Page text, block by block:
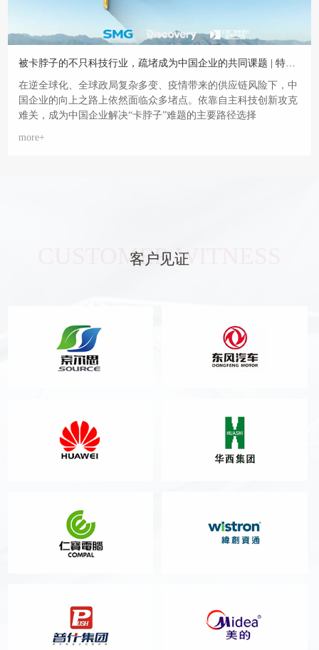
被卡脖子的不只科技行业，疏堵成为中国企业的共同课题 | 特别策划
在逆全球化、全球政局复杂多变、疫情带来的供应链风险下，中
国企业的向上之路上依然面临众多堵点。依靠自主科技创新攻克
难关，成为中国企业解决“卡脖子”难题的主要路径选择
more+
CUSTOMER WITNESS
客户见证